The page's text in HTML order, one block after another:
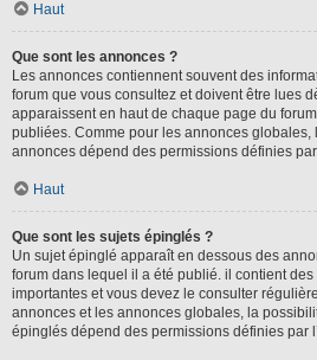
Haut
Que sont les annonces ?
Les annonces contiennent souvent des
forum que vous consultez et doivent être lues
apparaissent en haut de chaque page du
publiées. Comme pour les annonces
annonces dépend des permissions définies par
Haut
Que sont les sujets épinglés ?
Un sujet épinglé apparaît en dessous des
forum dans lequel il a été publié. il contient
importantes et vous devez le consulter
annonces et les annonces globales, la
épinglés dépend des permissions définies par